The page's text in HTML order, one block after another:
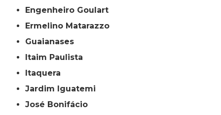
Engenheiro Goulart
Ermelino Matarazzo
Guaianases
Itaim Paulista
Itaquera
Jardim Iguatemi
José Bonifácio